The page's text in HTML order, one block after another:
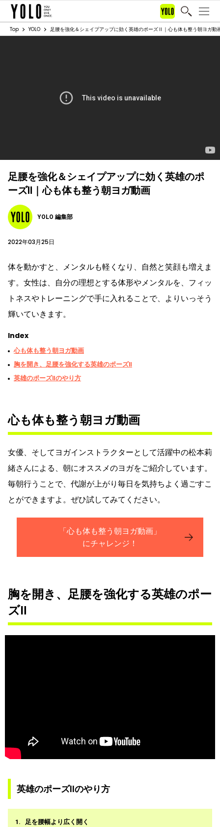
Top YOLO 足腰を強化＆シェイプアップに効く英雄のポーズⅡ｜心も体も整う朝ヨガ動
足腰を強化＆シェイプアップに効く英雄のポ
ーズⅡ｜心も体も整う朝ヨガ動画
YOLO 編集部
2022年03月25日
体を動かすと、メンタルも軽くなり、自然と笑顔も増えま
す。女性は、自分の理想とする体形やメンタルを、フィッ
トネスやトレーニングで手に入れることで、よりいっそう
輝いていきます。
Index
心も体も整う朝ヨガ動画
胸を開き、足腰を強化する英雄のポーズⅡ
英雄のポーズⅡのやり方
心も体も整う朝ヨガ動画
女優、そしてヨガインストラクターとして活躍中の松本莉
緒さんによる、朝にオススメのヨガをご紹介しています。
毎朝行うことで、代謝が上がり毎日を気持ちよく過ごすこ
とができますよ。ぜひ試してみてください。
「心も体も整う朝ヨガ動画」
にチャレンジ！
胸を開き、足腰を強化する英雄のポー
ズⅡ
英雄のポーズⅡのやり方
足を腰幅より広く開く